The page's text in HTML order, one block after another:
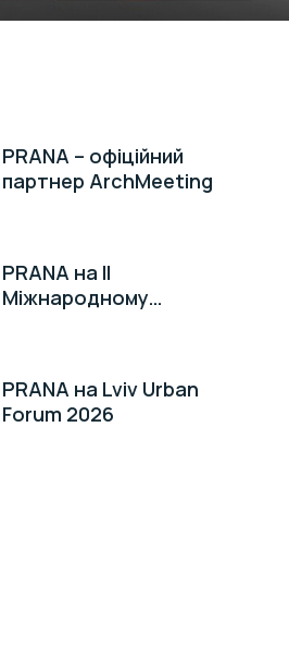
PRANA – офіційний
партнер ArchMeeting
PRANA на II
Міжнародному
PRANA на Lviv Urban
Forum 2026